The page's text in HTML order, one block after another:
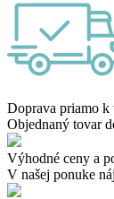
Doprava priamo k
Objednaný tovar
Výhodné ceny a
V našej ponuke